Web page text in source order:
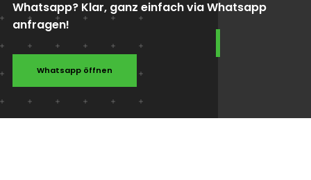
Whatsapp? Klar, ganz einfach via Whatsapp
anfragen!
Whatsapp öffnen